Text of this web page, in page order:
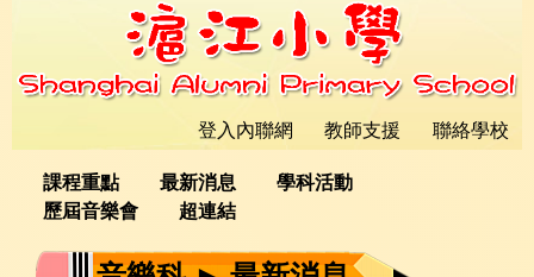
登入內聯網 教師支援 聯絡學校
課程重點 最新消息
學科活動
歷屆音樂會
超連結